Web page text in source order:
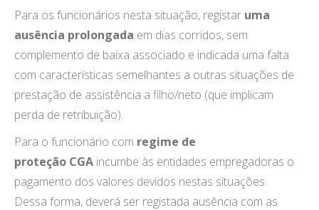
Para os funcionários nesta situação, registar uma
ausência prolongada em dias corridos, sem
complemento de baixa associado e indicada uma falta
com características semelhantes a outras situações de
prestação de assistência a filho/neto (que implicam
perda de retribuição).
Para o funcionário com regime de
proteção CGA incumbe às entidades empregadoras o
pagamento dos valores devidos nestas situações.
Dessa forma, deverá ser registada ausência com as